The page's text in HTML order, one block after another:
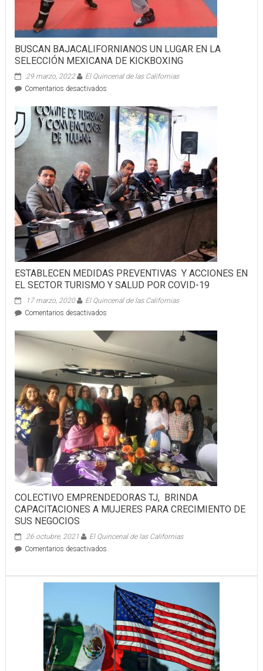
BUSCAN BAJACALIFORNIANOS UN LUGAR EN LA
SELECCIÓN MEXICANA DE KICKBOXING
29 marzo, 2022
El Quincenal de las Californias
Comentarios desactivadosen
BAJACALIFORNIANOS
UN
LUGAR
EN
SELECCIÓN
MEXICANA
DE
KICKBOXING
ESTABLECEN MEDIDAS PREVENTIVAS Y ACCIONES EN
EL SECTOR TURISMO Y SALUD POR COVID-19
17 marzo, 2020
El Quincenal de las Californias
Comentarios desactivadosen
MEDIDAS
PREVENTIVAS
Y
ACCIONES
EN
EL
SECTOR
TURISMO
Y
SALUD
POR
COVID-
19
COLECTIVO EMPRENDEDORAS TJ, BRINDA
CAPACITACIONES A MUJERES PARA CRECIMIENTO DE
SUS NEGOCIOS
26 octubre, 2021
El Quincenal de las Californias
Comentarios desactivadosen
BRINDA
CAPACITACIONES
MUJERES
PARA
CRECIMIENTO
DE
SUS